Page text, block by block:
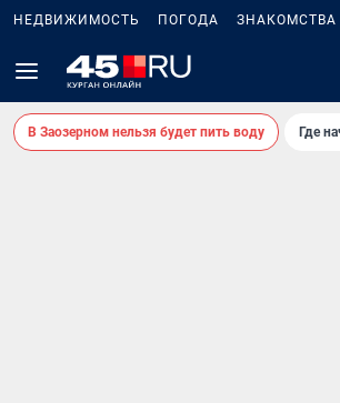
НЕДВИЖИМОСТЬ ПОГОДА ЗНАКОМСТВА
В Заозерном нельзя будет пить воду Где